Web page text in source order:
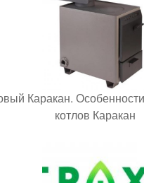
Каракан.
котлов Каракан